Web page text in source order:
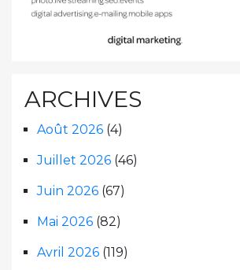
ARCHIVES
Août 2026 (4)
Juillet 2026 (46)
Juin 2026 (67)
Mai 2026 (82)
Avril 2026 (119)